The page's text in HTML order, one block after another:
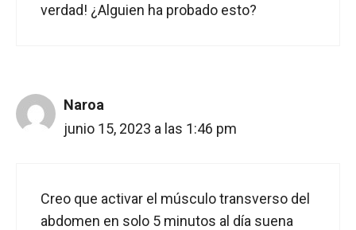
verdad! ¿Alguien ha probado esto?
Naroa
junio 15, 2023 a las 1:46 pm
Creo que activar el músculo transverso del
abdomen en solo 5 minutos al día suena